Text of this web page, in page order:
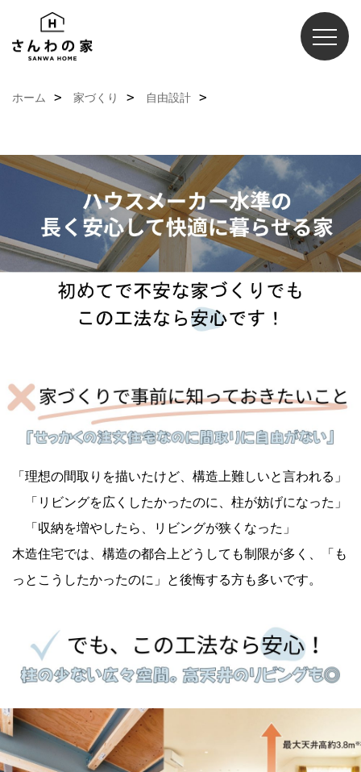
ホーム 家づくり 自由設計
「理想の間取りを描いたけど、構造上難しいと言われる」
「リビングを広くしたかったのに、柱が妨げになった」
「収納を増やしたら、リビングが狭くなった」
木造住宅では、構造の都合上どうしても制限が多く、「も
っとこうしたかったのに」と後悔する方も多いです。